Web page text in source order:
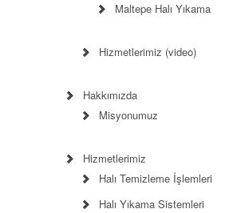
Maltepe Halı Yıkama
Hizmetlerimiz (video)
Hakkımızda
Misyonumuz
Hizmetlerimiz
Halı Temizleme İşlemleri
Halı Yıkama Sistemleri